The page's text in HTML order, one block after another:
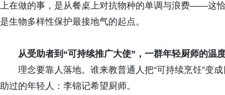
上在做的事，是从餐桌上对抗物种的单调与浪费——这
是生物多样性保护最接地气的起点。
从受助者到“可持续推广大使”，一群年轻厨师的温
理念要靠人落地。谁来教普通人把“可持续烹饪”
助过的年轻人：李锦记希望厨师。